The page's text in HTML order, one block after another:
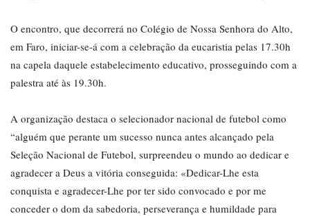
O encontro, que decorrerá no Colégio de Nossa Senhora do Alto,
em Faro, iniciar-se-á com a celebração da eucaristia pelas 17.30h
na capela daquele estabelecimento educativo, prosseguindo com a
palestra até às 19.30h.
A organização destaca o selecionador nacional de futebol como
“alguém que perante um sucesso nunca antes alcançado pela
Seleção Nacional de Futebol, surpreendeu o mundo ao dedicar e
agradecer a Deus a vitória conseguida: «Dedicar-Lhe esta
conquista e agradecer-Lhe por ter sido convocado e por me
conceder o dom da sabedoria, perseverança e humildade para